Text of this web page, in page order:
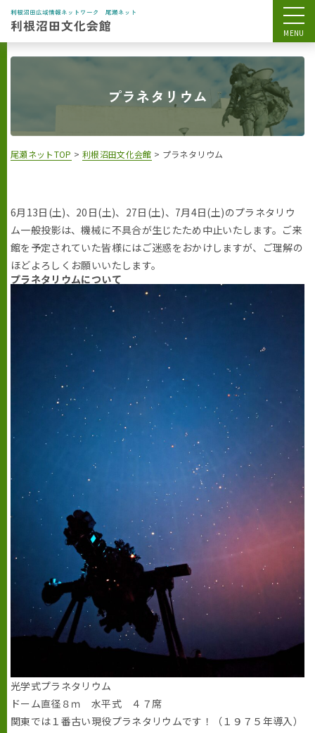
プラネタリウム
尾瀬ネットTOP > 利根沼田文化会館 > プラネタリウム
6月13日(土)、20日(土)、27日(土)、7月4日(土)のプラネタリウ
ム一般投影は、機械に不具合が生じたため中止いたします。ご来
館を予定されていた皆様にはご迷惑をおかけしますが、ご理解の
ほどよろしくお願いいたします。
プラネタリウムについて
光学式プラネタリウム
ドーム直径８ｍ 水平式 ４７席
関東では１番古い現役プラネタリウムです！（１９７５年導入）